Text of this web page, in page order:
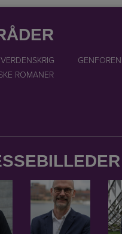
ROMANER